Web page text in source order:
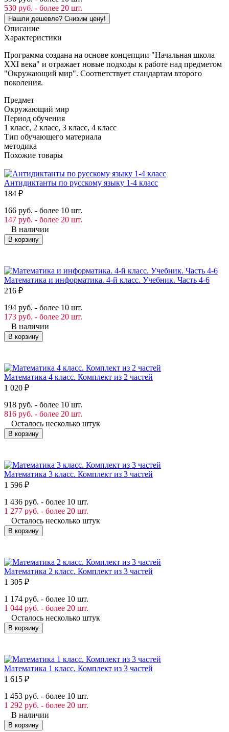
530 руб. - более 20 шт.
Описание
Характеристики
Программа создана на основе концепции "Начальная школа
XXI века" и отражает новые подходы к работе над предметом
"Окружающий мир". Соответствует стандартам второго
поколения.
Предмет
Окружающий мир
Период обучения
1 класс, 2 класс, 3 класс, 4 класс
Тип обучающего материала
методика
Похожие товары
Антидиктанты по русскому языку 1-4 класс
184 ₽
166 руб. - более 10 шт.
147 руб. - более 20 шт.
В наличии
В корзину
Математика и информатика. 4-й класс. Учебник. Часть 4-6
216 ₽
194 руб. - более 10 шт.
173 руб. - более 20 шт.
В наличии
В корзину
Математика 4 класс. Комплект из 2 частей
1 020 ₽
918 руб. - более 10 шт.
816 руб. - более 20 шт.
Осталось несколько штук
В корзину
Математика 3 класс. Комплект из 3 частей
1 596 ₽
1 436 руб. - более 10 шт.
1 277 руб. - более 20 шт.
Осталось несколько штук
В корзину
Математика 2 класс. Комплект из 3 частей
1 305 ₽
1 174 руб. - более 10 шт.
1 044 руб. - более 20 шт.
Осталось несколько штук
В корзину
Математика 1 класс. Комплект из 3 частей
1 615 ₽
1 453 руб. - более 10 шт.
1 292 руб. - более 20 шт.
В наличии
В корзину